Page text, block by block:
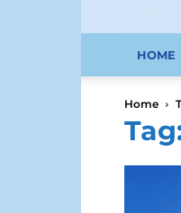
HOME
Home